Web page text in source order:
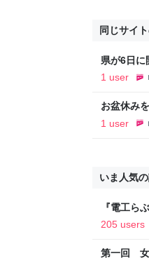
同じサイ
県が6日
説明 県は
1 user
お盆休み
月7日掲載
1 user
いま人気
『電工ら
インと勉
205 users
第一回 女